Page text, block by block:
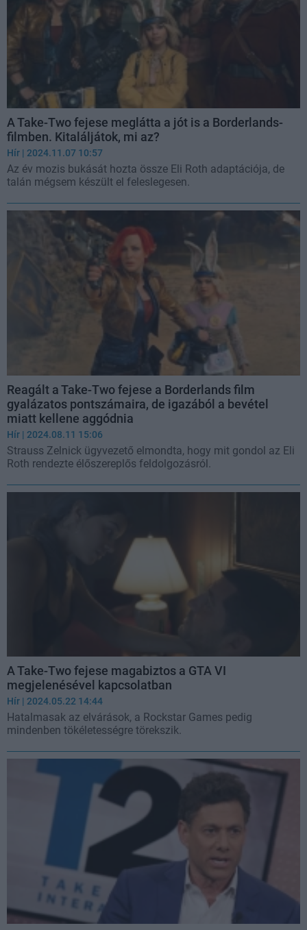
A Take-Two fejese meglátta a jót is a Borderlands-
filmben. Kitaláljátok, mi az?
Hír | 2024.11.07 10:57
Az év mozis bukását hozta össze Eli Roth adaptációja, de
talán mégsem készült el feleslegesen.
Reagált a Take-Two fejese a Borderlands film
gyalázatos pontszámaira, de igazából a bevétel
miatt kellene aggódnia
Hír | 2024.08.11 15:06
Strauss Zelnick ügyvezető elmondta, hogy mit gondol az Eli
Roth rendezte élőszereplős feldolgozásról.
A Take-Two fejese magabiztos a GTA VI
megjelenésével kapcsolatban
Hír | 2024.05.22 14:44
Hatalmasak az elvárások, a Rockstar Games pedig
mindenben tökéletességre törekszik.